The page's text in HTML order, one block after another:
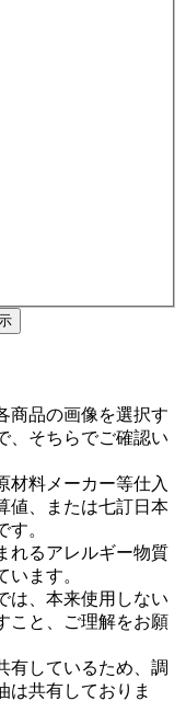
商品の画像を選択す
、そちらでご確認い
材料メーカー等仕⼊
値、または七訂⽇本
。
れるアレルギー物質
います。
は、本来使⽤しない
こと、ご理解をお願
有しているため、調
は共有しておりま